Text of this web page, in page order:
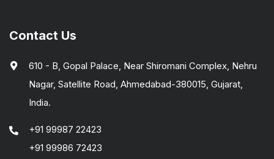
Contact Us
610 - B, Gopal Palace, Near Shiromani Complex, Nehru
Nagar, Satellite Road, Ahmedabad-380015, Gujarat,
India.
+91 99987 22423
+91 99986 72423